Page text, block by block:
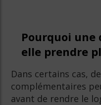
Pourquoi une
elle prendre
Dans certains cas,
complémentaires
avant de rendre le